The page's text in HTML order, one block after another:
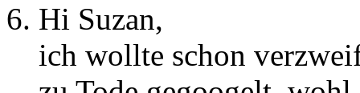
Hi Suzan,
ich wollte schon